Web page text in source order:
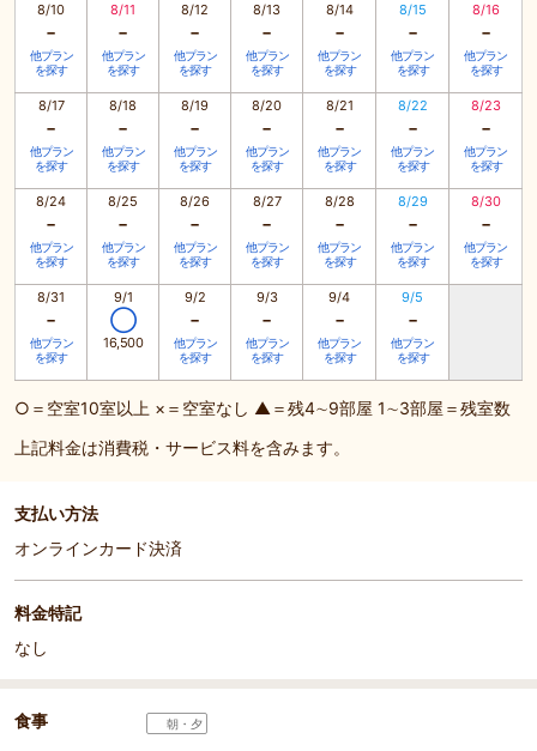
8/10
-
他プラン
を探す
8/11
-
他プラン
を探す
8/12
-
他プラン
を探す
8/13
-
他プラン
を探す
8/14
-
他プラン
を探す
8/15
-
他プラン
を探す
8/16
-
他プラン
を探す
8/17
-
他プラン
を探す
8/18
-
他プラン
を探す
8/19
-
他プラン
を探す
8/20
-
他プラン
を探す
8/21
-
他プラン
を探す
8/22
-
他プラン
を探す
8/23
-
他プラン
を探す
8/24
-
他プラン
を探す
8/25
-
他プラン
を探す
8/26
-
他プラン
を探す
8/27
-
他プラン
を探す
8/28
-
他プラン
を探す
8/29
-
他プラン
を探す
8/30
-
他プラン
を探す
8/31
-
他プラン
を探す
9/1
◯
16,500
9/2
-
他プラン
を探す
9/3
-
他プラン
を探す
9/4
-
他プラン
を探す
9/5
-
他プラン
を探す
○＝空室10室以上 ×＝空室なし ▲＝残4∼9部屋 1∼3部屋＝残室数
上記料金は消費税・サービス料を含みます。
支払い方法
オンラインカード決済
料金特記
なし
食事 朝・夕